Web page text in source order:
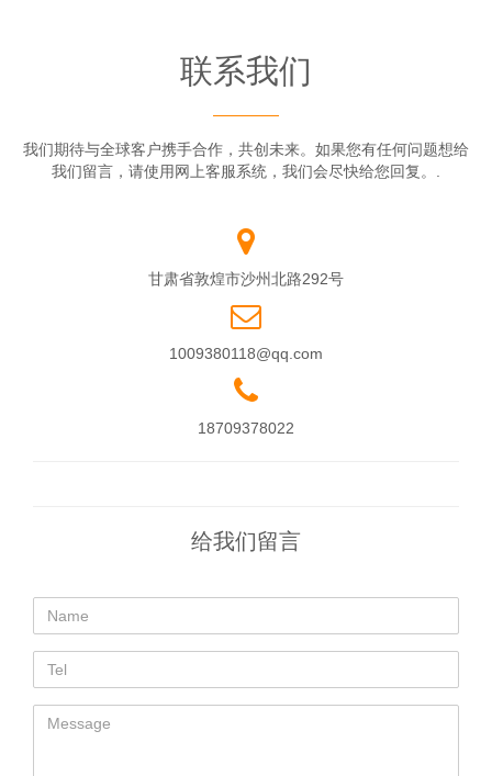
联系我们
我们期待与全球客户携手合作，共创未来。如果您有任何问题想给
我们留言，请使用网上客服系统，我们会尽快给您回复。.
甘肃省敦煌市沙州北路292号
1009380118@qq.com
18709378022
给我们留言